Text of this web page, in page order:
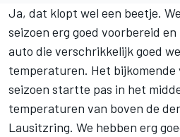
Ja, dat klopt wel een beetje.
seizoen erg goed voorbereid
auto die verschrikkelijk goed
temperaturen. Het bijkomende
seizoen startte pas in het
temperaturen van boven de
Lausitzring. We hebben erg